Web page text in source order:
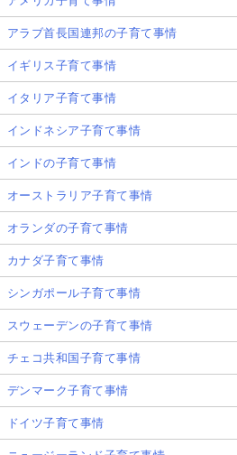
アラブ首長国連邦の子育て事情
イギリス子育て事情
イタリア子育て事情
インドネシア子育て事情
インドの子育て事情
オーストラリア子育て事情
オランダの子育て事情
カナダ子育て事情
シンガポール子育て事情
スウェーデンの子育て事情
チェコ共和国子育て事情
デンマーク子育て事情
ドイツ子育て事情